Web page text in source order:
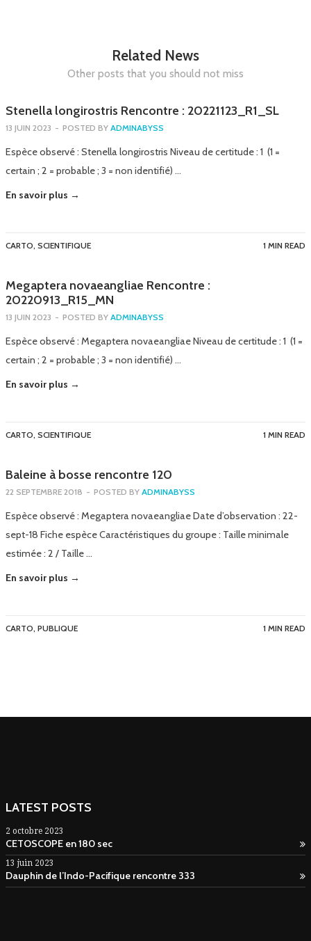
Related News
Other posts that you should not miss
Stenella longirostris Rencontre : 20221123_R1_SL
13 JUIN 2023 - POSTED BY ADMINABYSS
Espèce observé : Stenella longirostris Niveau de certitude : 1 (1 =
certain ; 2 = probable ; 3 = non identifié) …
En savoir plus →
CARTO, SCIENTIFIQUE 1 MIN READ
Megaptera novaeangliae Rencontre :
20220913_R15_MN
13 JUIN 2023 - POSTED BY ADMINABYSS
Espèce observé : Megaptera novaeangliae Niveau de certitude : 1 (1 =
certain ; 2 = probable ; 3 = non identifié) …
En savoir plus →
CARTO, SCIENTIFIQUE 1 MIN READ
Baleine à bosse rencontre 120
22 SEPTEMBRE 2018 - POSTED BY ADMINABYSS
Espèce observé : Megaptera novaeangliae Date d’observation : 22-
sept-18 Fiche espèce Caractéristiques du groupe : Taille minimale
estimée : 2 / Taille …
En savoir plus →
CARTO, PUBLIQUE 1 MIN READ
LATEST POSTS
2 octobre 2023
CETOSCOPE en 180 sec
13 juin 2023
Dauphin de l’Indo-Pacifique rencontre 333